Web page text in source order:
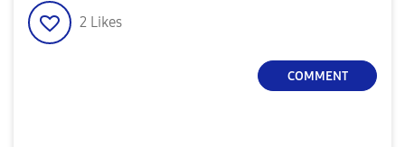
2 Likes
COMMENT